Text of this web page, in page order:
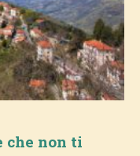
che non ti